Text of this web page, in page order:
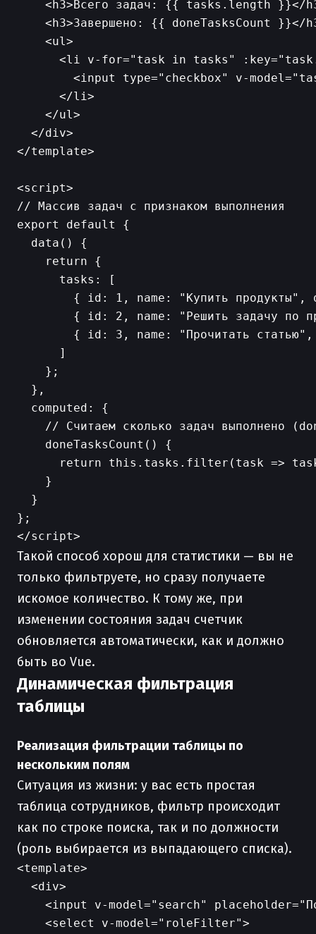
<h3>Всего задач: {{ tasks.length }}</
<h3>Завершено: {{ doneTasksCount }}</
    <ul>
<li v-for="task in tasks"
<input type="checkbox" v-
      </li>
    </ul>
  </div>
</template>
<script>
// Массив задач с признаком выполнения
export default {
  data() {
    return {
      tasks: [
{ id: 1, name: "Купить продукты",
{ id: 2, name: "Решить задачу по
{ id: 3, name: "Прочитать
      ]
    };
  },
  computed: {
// Считаем сколько задач выполнено
    doneTasksCount() {
return this.tasks.filter(task =>
    }
  }
};
Такой способ хорош для статистики — вы не
только фильтруете, но сразу получаете
искомое количество. К тому же, при
изменении состояния задач счетчик
обновляется автоматически, как и должно
быть во Vue.
Динамическая фильтрация
таблицы
Реализация фильтрации таблицы по
нескольким полям
Ситуация из жизни: у вас есть простая
таблица сотрудников, фильтр происходит
как по строке поиска, так и по должности
(роль выбирается из выпадающего списка).
<template>
  <div>
<input v-model="search"
    <select v-model="roleFilter">